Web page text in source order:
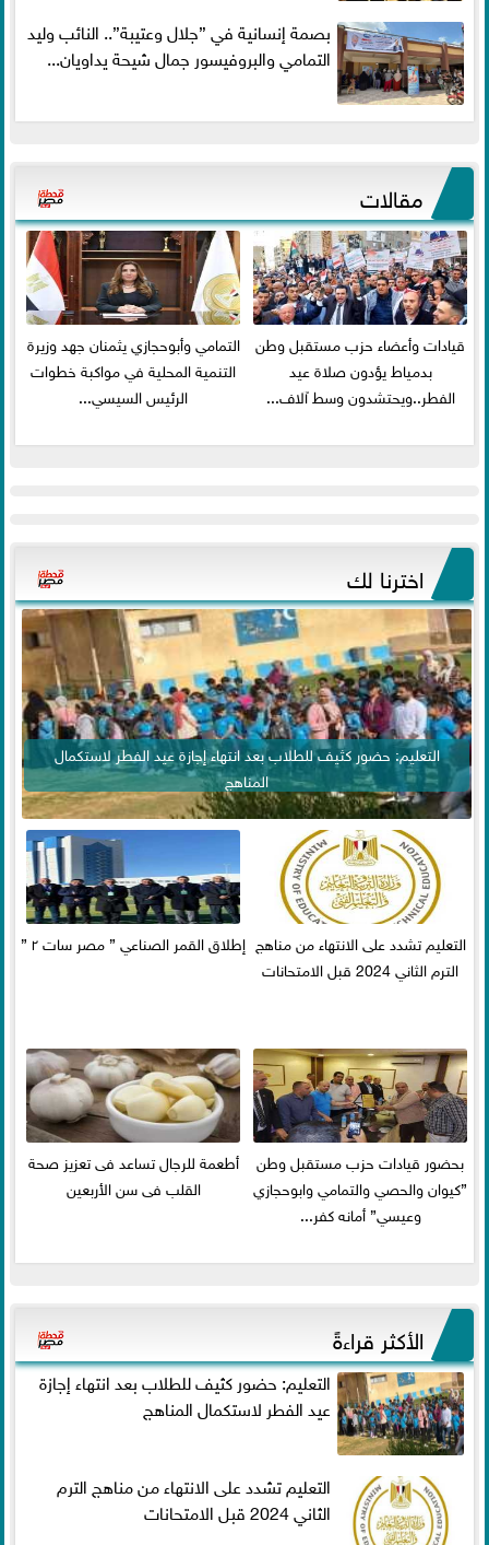
بصمة إنسانية في ”جلال وعتيبة”.. النائب وليد
التمامي والبروفيسور جمال شيحة يداويان...
مقالات
قيادات وأعضاء حزب مستقبل وطن
بدمياط يؤدون صلاة عيد
الفطر..ويحتشدون وسط آلاف...
التمامي وأبوحجازي يثمنان جهد وزيرة
التنمية المحلية في مواكبة خطوات
الرئيس السيسي...
اخترنا لك
التعليم: حضور كثيف للطلاب بعد انتهاء إجازة عيد الفطر لاستكمال
المناهج
التعليم تشدد على الانتهاء من مناهج
الترم الثاني 2024 قبل الامتحانات
إطلاق القمر الصناعي ” مصر سات ٢ ”
بحضور قيادات حزب مستقبل وطن
”كيوان والحصي والتمامي وابوحجازي
وعيسي” أمانه كفر...
أطعمة للرجال تساعد فى تعزيز صحة
القلب فى سن الأربعين
الأكثر قراءةً
التعليم: حضور كثيف للطلاب بعد انتهاء إجازة
عيد الفطر لاستكمال المناهج
التعليم تشدد على الانتهاء من مناهج الترم
الثاني 2024 قبل الامتحانات